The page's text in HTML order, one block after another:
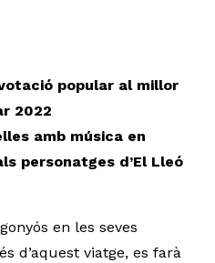
popular al millor
2022
amb música en
personatges d’El Lleó
en les seves
d’aquest viatge, es farà